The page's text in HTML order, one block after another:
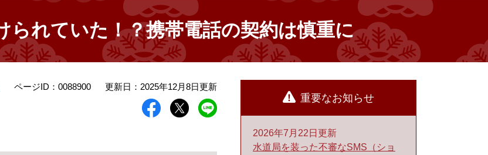
られていた！？携帯電話の契約は慎重に
ページID：0088900 更新日：2025年12月8日更新
重要なお知らせ
2026年7月22日更新
水道局を装った不審なSMS（ショ